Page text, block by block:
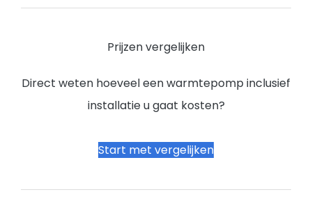
Prijzen vergelijken
Direct weten hoeveel een warmtepomp inclusief
installatie u gaat kosten?
Start met vergelijken